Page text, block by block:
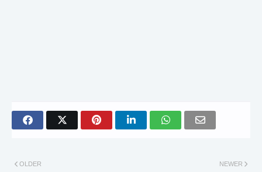
NEWER
OLDER